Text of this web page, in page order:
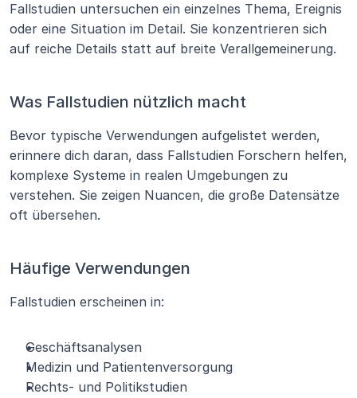
Fallstudien untersuchen ein einzelnes Thema, Ereignis
oder eine Situation im Detail. Sie konzentrieren sich
auf reiche Details statt auf breite Verallgemeinerung.
Was Fallstudien nützlich macht
Bevor typische Verwendungen aufgelistet werden,
erinnere dich daran, dass Fallstudien Forschern helfen,
komplexe Systeme in realen Umgebungen zu
verstehen. Sie zeigen Nuancen, die große Datensätze
oft übersehen.
Häufige Verwendungen
Fallstudien erscheinen in:
Geschäftsanalysen
Medizin und Patientenversorgung
Rechts- und Politikstudien